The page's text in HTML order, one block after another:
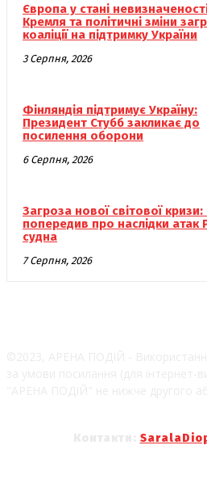
Європа у стані
Кремля та політичні зміни
коаліції на підтримку України
3 Серпня, 2026
Фінляндія підтримує Україну:
Президент Стубб закликає до
посилення оборони
6 Серпня, 2026
Загроза нової світової кризи:
попередив про наслідки атак
судна
7 Серпня, 2026